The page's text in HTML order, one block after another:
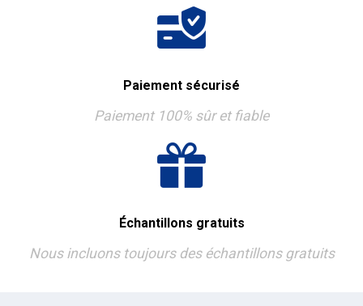
Paiement sécurisé
Paiement 100% sûr et fiable
Échantillons gratuits
Nous incluons toujours des échantillons gratuits